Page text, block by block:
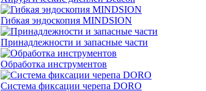
Гибкая эндоскопия MINDSION
Принадлежности и запасные части
Обработка инструментов
Система фиксации черепа DORO